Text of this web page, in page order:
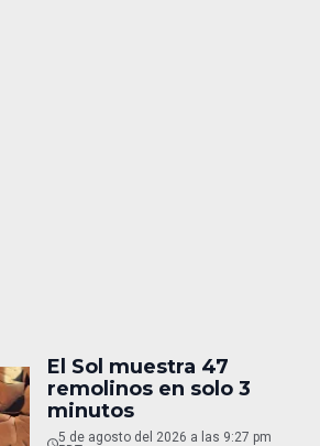
El Sol muestra 47
remolinos en solo 3
minutos
5 de agosto del 2026 a las 9:27 pm